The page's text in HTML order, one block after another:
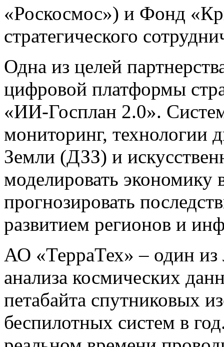
«Роскосмос») и Фонд
стратегического
Одна из целей
цифровой платформы
«ИИ-Госплан 2.0».
мониторинг, технологии
Земли (ДЗЗ) и
моделировать экономику
прогнозировать
развитием регионов и
АО «ТерраТех» – один из
анализа космических
петабайта спутниковых
беспилотных систем в